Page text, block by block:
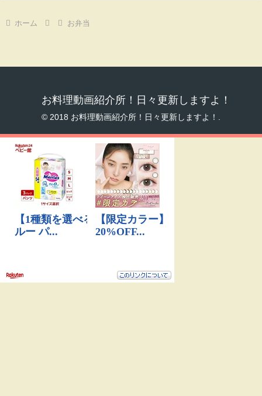
ホーム お弁当
お料理動画紹介所！日々更新しますよ！
© 2018 お料理動画紹介所！日々更新しますよ！.